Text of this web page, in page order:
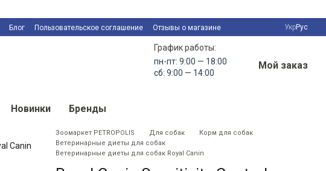
Блог Пользовательское соглашение
Отзывы о магазине
УкрРус
График работы:
пн-пт: 9:00 — 18:00
сб: 9:00 — 14:00
Мой заказ
Новинки Бренды
Зоомаркет PETROPOLIS Для собак
Корм для собак
Ветеринарные диеты для собак
Ветеринарные диеты для собак Royal Canin